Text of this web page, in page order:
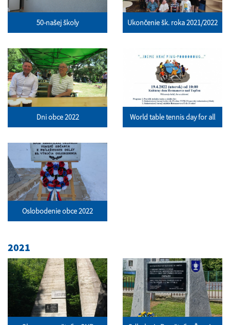
50-našej školy Ukončenie šk. roka 2021/2022
Dni obce 2022 World table tennis day for all
Oslobodenie obce 2022
2021